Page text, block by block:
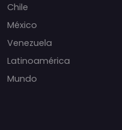
Chile
México
Venezuela
Latinoamérica
Mundo